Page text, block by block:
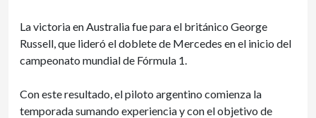
La victoria en Australia fue para el británico George
Russell, que lideró el doblete de Mercedes en el inicio del
campeonato mundial de Fórmula 1.
Con este resultado, el piloto argentino comienza la
temporada sumando experiencia y con el objetivo de